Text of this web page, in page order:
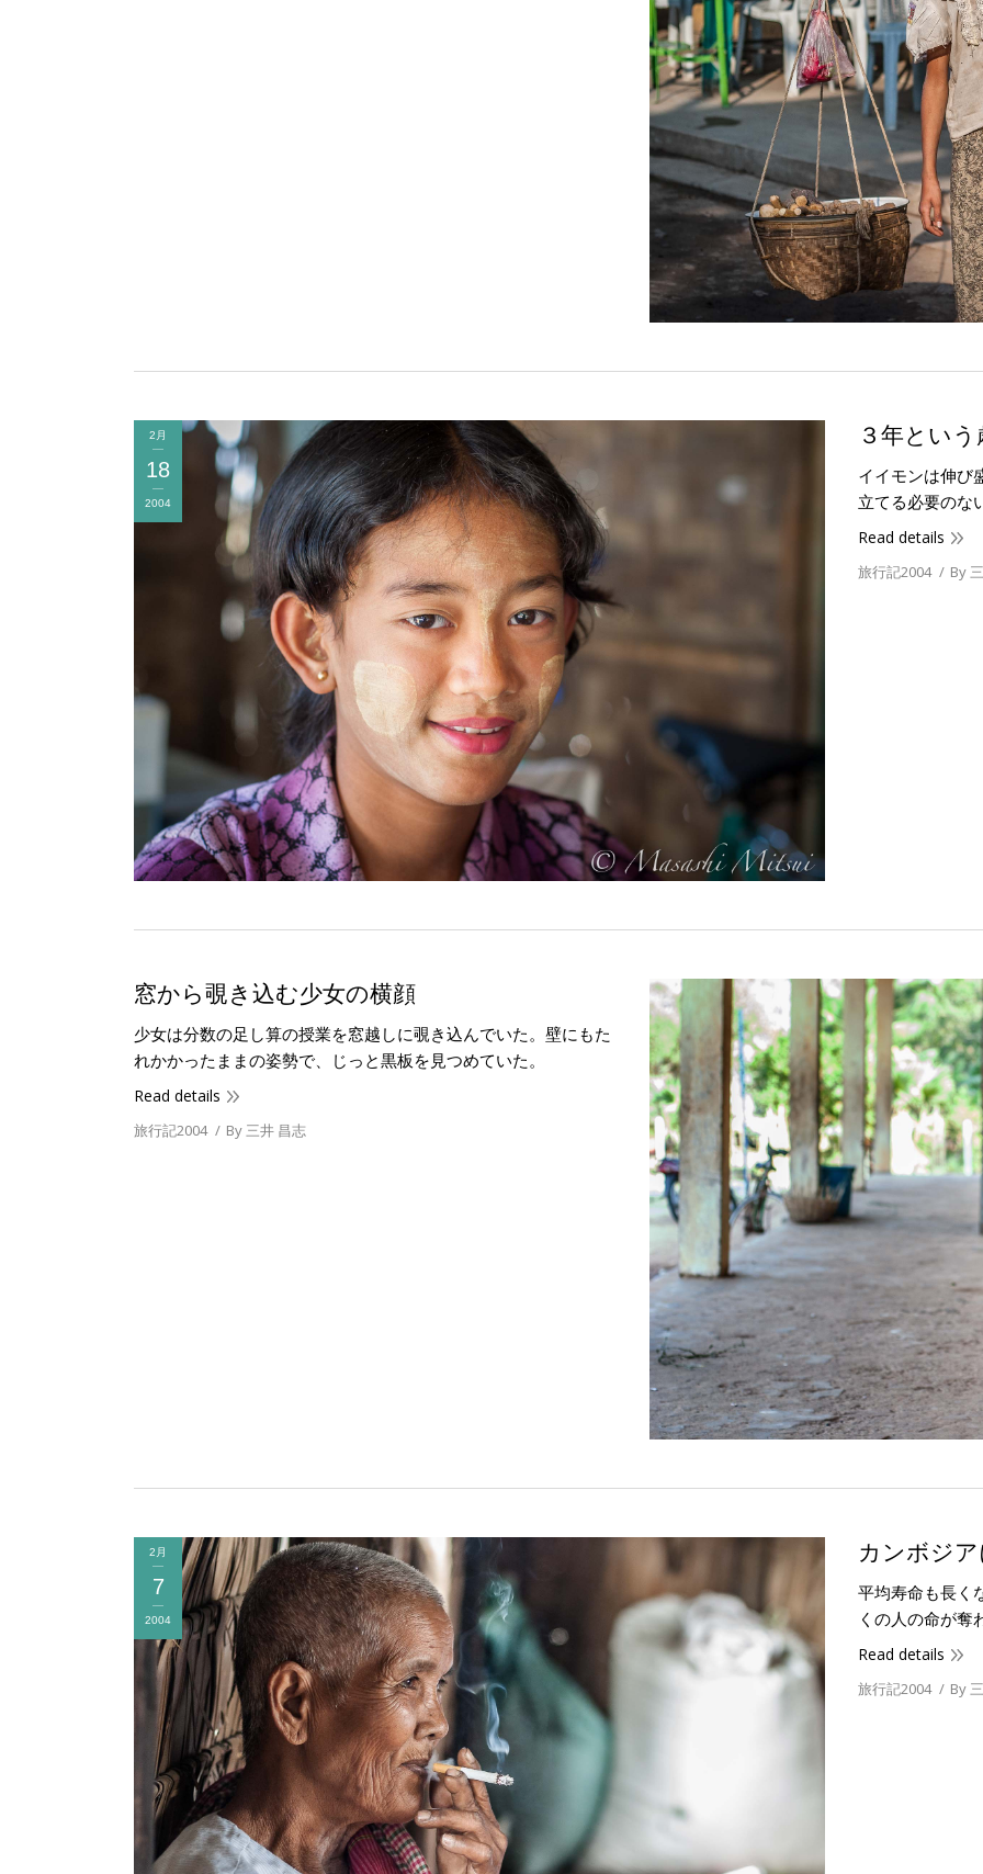
2月
18
2004
３年とい
イイモンは伸び
立てる必要のな
Read details
旅行記2004 By
窓から覗き込む少女の横顔
少女は分数の足し算の授業を窓越しに覗き込んでいた。壁にもた
れかかったままの姿勢で、じっと黒板を見つめていた。
Read details
旅行記2004 By 三井 昌志
2月
7
2004
カンボジ
平均寿命も長く
くの人の命が奪
Read details
旅行記2004 By